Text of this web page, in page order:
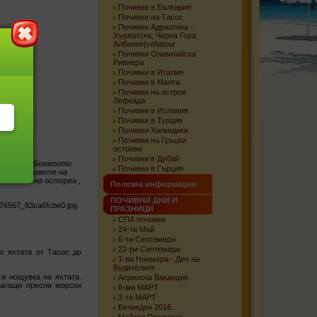
. Богатото
склоновете на
на осторва ,
яхтата от Тасос до
нощувка на яхтата.
пресни морски
Почивки в България
Почивки на Тасос
Почивки Адриатика -
Хърватска, Черна Гора,
Албания|sofiatour
Почивки Олимпийска
Ривиера
Почивки в Италия
Почивки в Малта
Почивки на остров
Лефкада
Почивки в Испания
Почивки в Турция
Почивки Халкидики
Почивки на Гръцки
острови
Почивки в Дубай
Почивки в Гърция
Полезна информация
ПОЧИВНИ ДНИ И
ПРАЗНИЦИ
СПА почивки
24-ти Май
6-ти Септември
22-ри Септември
1-ви Ноември - Ден на
Будителите
Априлска Ваканция
8-ми МАРТ
3-ти МАРТ
Великден 2016